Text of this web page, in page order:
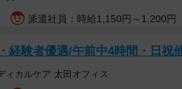
派遣社員：時給1,150円～1,200円
経験者優遇/午前中4時間・日祝
ィカルケア 太田オフィス